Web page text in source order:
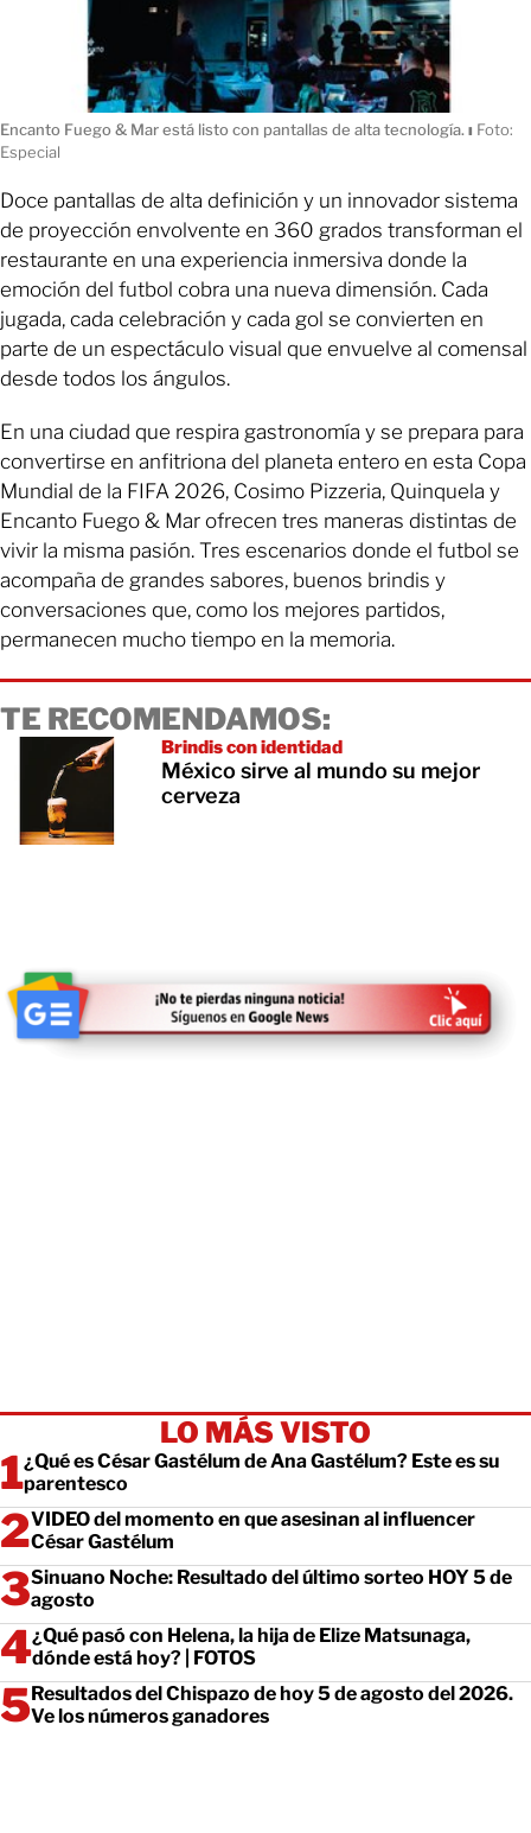
Encanto Fuego & Mar está listo con pantallas de alta tecnología. ı Foto:
Especial
Doce pantallas de alta definición y un innovador sistema
de proyección envolvente en 360 grados transforman el
restaurante en una experiencia inmersiva donde la
emoción del futbol cobra una nueva dimensión. Cada
jugada, cada celebración y cada gol se convierten en
parte de un espectáculo visual que envuelve al comensal
desde todos los ángulos.
En una ciudad que respira gastronomía y se prepara para
convertirse en anfitriona del planeta entero en esta Copa
Mundial de la FIFA 2026, Cosimo Pizzeria, Quinquela y
Encanto Fuego & Mar ofrecen tres maneras distintas de
vivir la misma pasión. Tres escenarios donde el futbol se
acompaña de grandes sabores, buenos brindis y
conversaciones que, como los mejores partidos,
permanecen mucho tiempo en la memoria.
TE RECOMENDAMOS:
Brindis con identidad
México sirve al mundo su mejor
cerveza
LO MÁS VISTO
¿Qué es César Gastélum de Ana Gastélum? Este es su
parentesco
VIDEO del momento en que asesinan al influencer
César Gastélum
Sinuano Noche: Resultado del último sorteo HOY 5 de
agosto
¿Qué pasó con Helena, la hija de Elize Matsunaga,
dónde está hoy? | FOTOS
Resultados del Chispazo de hoy 5 de agosto del 2026.
Ve los números ganadores